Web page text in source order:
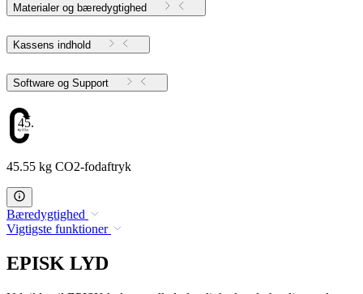
Materialer og bæredygtighed
Kassens indhold
Software og Support
45.55
45.55 kg CO2-fodaftryk
Bæredygtighed
Vigtigste funktioner
EPISK LYD